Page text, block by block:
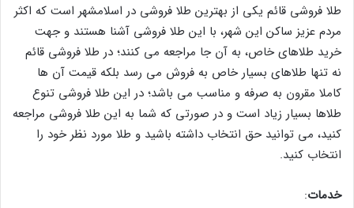
طلا فروشی قائم یکی از بهترین طلا فروشی در اسلامشهر است که اکثر
مردم عزیز ساکن این شهر، با این طلا فروشی آشنا هستند و جهت
خرید طلاهای خاص، به آن جا مراجعه می کنند؛ در طلا فروشی قائم
نه تنها طلاهای بسیار خاص به فروش می رسد بلکه قیمت آن ها
کاملا مقرون به صرفه و مناسب می باشد؛ در این طلا فروشی تنوع
طلاها بسیار زیاد است و در صورتی که شما به این طلا فروشی مراجعه
کنید، می توانید حق انتخاب داشته باشید و طلا مورد نظر خود را
انتخاب کنید.
خدمات: